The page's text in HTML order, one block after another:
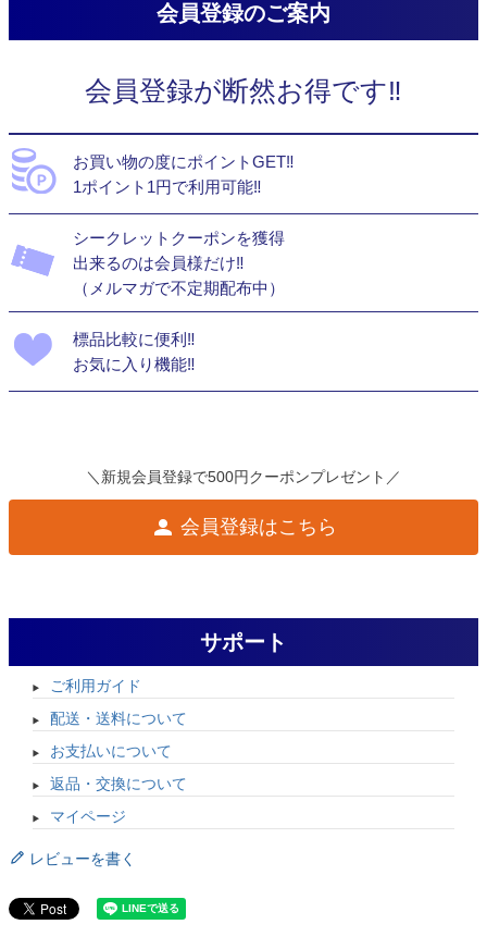
会員登録のご案内
会員登録が断然お得です‼
お買い物の度にポイントGET‼
1ポイント1円で利用可能‼
シークレットクーポンを獲得
出来るのは会員様だけ‼
（メルマガで不定期配布中）
標品比較に便利‼
お気に入り機能‼
＼新規会員登録で500円クーポンプレゼント／
会員登録はこちら
サポート
ご利用ガイド
配送・送料について
お支払いについて
返品・交換について
マイページ
レビューを書く